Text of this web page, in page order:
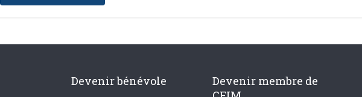
Devenir bénévole
Devenir membre de